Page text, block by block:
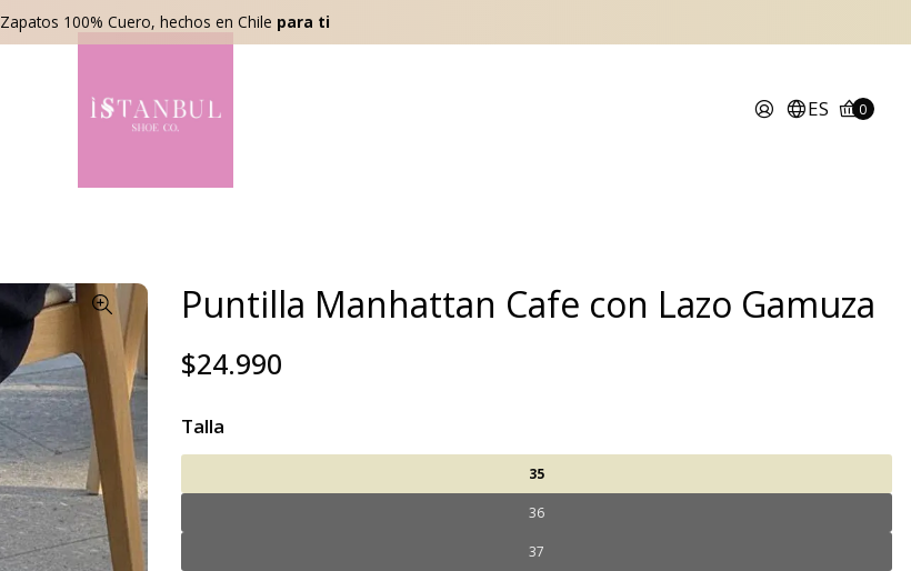
Zapatos 100% Cuero, hechos en Chile para ti
ES 0
Puntilla Manhattan Cafe con Lazo Gamuza
$24.990
Talla
35
36
37